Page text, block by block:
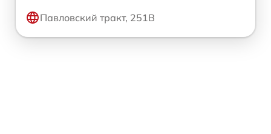
Павловский тракт, 251В